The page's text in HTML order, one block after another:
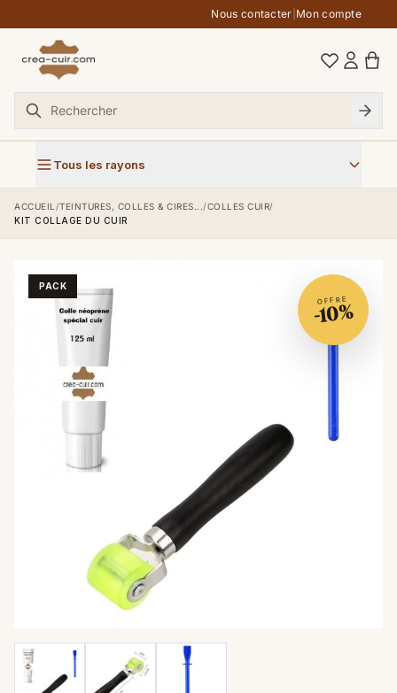
Nous contacter Mon compte
Tous les rayons
ACCUEIL /TEINTURES, COLLES & CIRES... /COLLES CUIR/
KIT COLLAGE DU CUIR
PACK
OFFRE
-10%